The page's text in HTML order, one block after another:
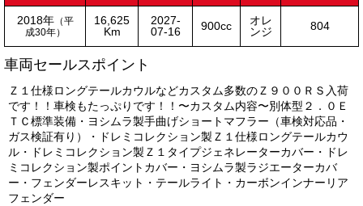
2018年（平
成30年）
16,625
Km
2027-
07-16
900cc
オレ
ンジ
804
車両セールスポイント
Ｚ１仕様ロングテールカウルなどカスタム多数のＺ９００ＲＳ入荷
です！！車検もたっぷりです！！〜カスタム内容〜別体型２．０Ｅ
ＴＣ標準装備・ヨシムラ製手曲げショートマフラー（車検対応品・
ガス検証有り）・ドレミコレクション製Ｚ１仕様ロングテールカウ
ル・ドレミコレクション製Ｚ１タイプジェネレーターカバー・ドレ
ミコレクション製ポイントカバー・ヨシムラ製ラジエーターカバ
ー・フェンダーレスキット・テールライト・カーボンインナーリア
フェンダー